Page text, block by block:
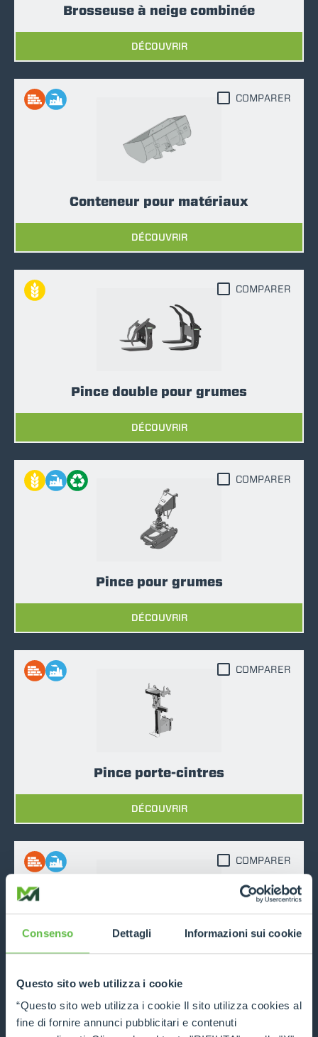
Consenso Dettagli Informazioni sui cookie
Questo sito web utilizza i cookie
“Questo sito web utilizza i cookie Il sito utilizza cookies al
fine di fornire annunci pubblicitari e contenuti
Brosseuse à neige combinée
DÉCOUVRIR
Conteneur pour matériaux
DÉCOUVRIR
COMPARER
Pince double pour grumes
DÉCOUVRIR
COMPARER
Pince pour grumes
DÉCOUVRIR
COMPARER
Pince porte-cintres
DÉCOUVRIR
COMPARER
DÉCOUVRIR
COMPARER